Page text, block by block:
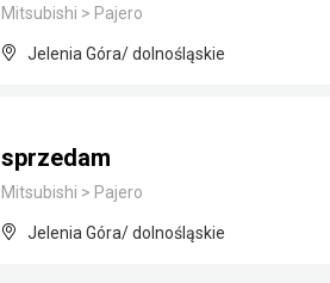
Mitsubishi > Pajero
Jelenia Góra/ dolnośląskie
sprzedam
Mitsubishi > Pajero
Jelenia Góra/ dolnośląskie